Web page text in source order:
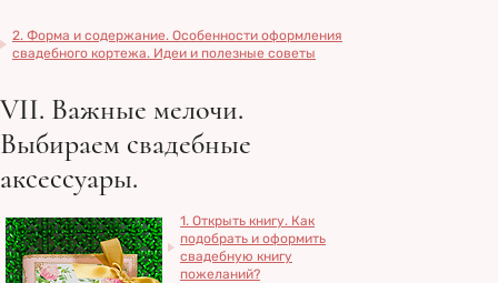
2. Форма и содержание. Особенности оформления
свадебного кортежа. Идеи и полезные советы
VII. Важные мелочи.
Выбираем свадебные
аксессуары.
1. Открыть книгу. Как
подобрать и оформить
свадебную книгу
пожеланий?